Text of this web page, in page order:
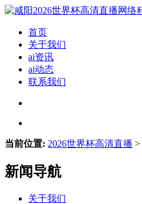
首页
关于我们
ai资讯
ai动态
联系我们
当前位置: 2026世界杯高清直播 >
新闻导航
关于我们